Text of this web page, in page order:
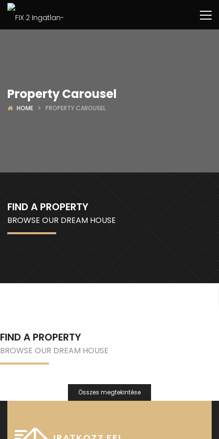
Property Carousel
HOME PROPERTY CAROUSEL
FIND A PROPERTY
BROWSE OUR DREAM HOUSE
FIND A PROPERTY
BROWSE OUR DREAM HOUSE
Összes megtekintése